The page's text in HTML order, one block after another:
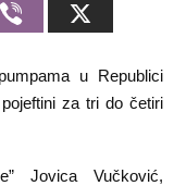
u Republici
za tri do četiri
Jovica Vučković,